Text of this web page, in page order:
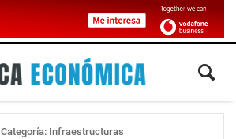
Categoría: Infraestructuras